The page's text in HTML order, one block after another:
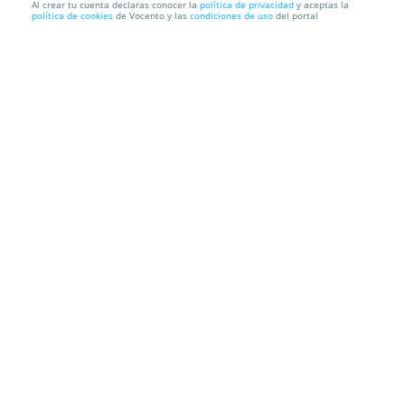
Aspirador limpiacristales eléctrico sin cables ECO-
Al crear tu cuenta declaras conocer la política de privacidad y aceptas la
política de cookies de Vocento y las condiciones de uso del portal